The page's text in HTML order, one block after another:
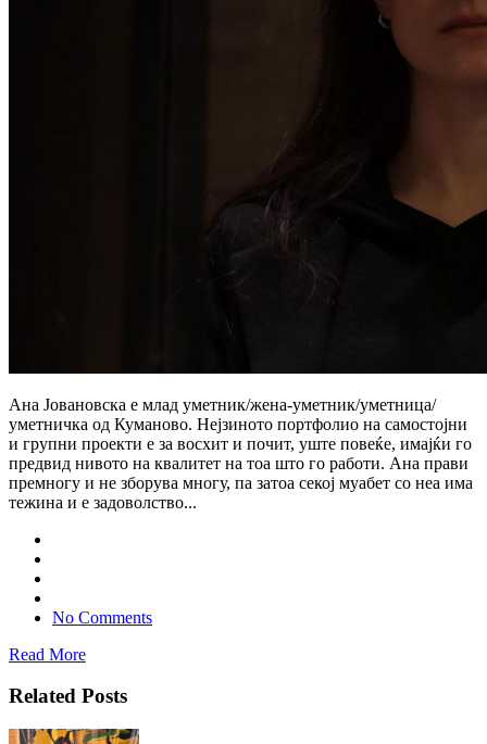
Ана Јовановска е млад уметник/жена-уметник/уметница/
уметничка од Куманово. Нејзиното портфолио на самостојни
и групни проекти е за восхит и почит, уште повеќе, имајќи го
предвид нивото на квалитет на тоа што го работи. Ана прави
премногу и не зборува многу, па затоа секој муабет со неа има
тежина и е задоволство...
No Comments
Read More
Related Posts